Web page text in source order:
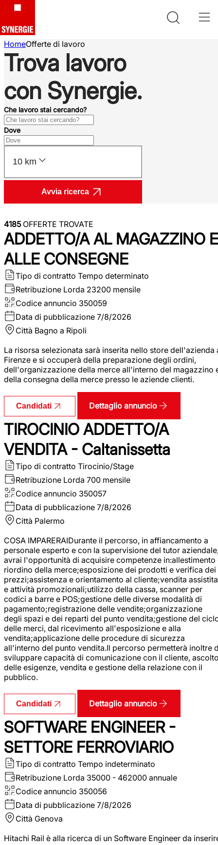
HomeOfferte di lavoro
Trova lavoro
con Synergie.
Che lavoro stai cercando?
Dove
10 km
Avvia ricerca
4185OFFERTE TROVATE
ADDETTO/A AL MAGAZZINO E
ALLE CONSEGNE
Tipo di contratto Tempo determinato
Retribuzione Lorda 23200 mensile
Codice annuncio 350059
Data di pubblicazione 7/8/2026
Città Bagno a Ripoli
La risorsa selezionata sarà inserita nello store dell'azienda
Firenze e si occuperà della preparazione degli ordini,
dell'organizzazione della merce all'interno del magazzino
della consegna della merce presso le aziende clienti.
Candidati Dettaglio annuncio
TIROCINIO ADDETTO/A
VENDITA - Caltanissetta
Tipo di contratto Tirocinio/Stage
Retribuzione Lorda 700 mensile
Codice annuncio 350057
Data di pubblicazione 7/8/2026
Città Palermo
COSA IMPARERAIDurante il percorso, in affiancamento a
personale esperto e con la supervisione del tutor
avrai l'opportunità di acquisire competenze in:allestimento
riordino della merce;esposizione dei prodotti e verifica dei
prezzi;assistenza e orientamento al cliente;vendita assistita
e attività promozionali;utilizzo della cassa, scanner per
codici a barre e POS;gestione delle diverse modalità di
pagamento;registrazione delle vendite;organizzazione
degli spazi e dei reparti del punto vendita;gestione del
delle merci, dal ricevimento all'esposizione e alla
vendita;applicazione delle procedure di sicurezza
all'interno del punto vendita.Il percorso permetterà inoltre
sviluppare capacità di comunicazione con il cliente,
delle esigenze, vendita e gestione della relazione con il
pubblico.
Candidati Dettaglio annuncio
SOFTWARE ENGINEER -
SETTORE FERROVIARIO
Tipo di contratto Tempo indeterminato
Retribuzione Lorda 35000 - 462000 annuale
Codice annuncio 350056
Data di pubblicazione 7/8/2026
Città Genova
Hitachi Rail è alla ricerca di un Software Engineer da